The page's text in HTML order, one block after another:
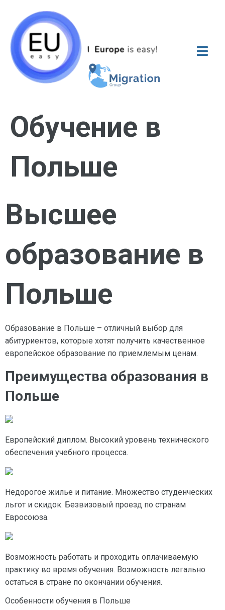
Обучение в
Польше
Высшее
образование в
Польше
Образование в Польше – отличный выбор для
абитуриентов, которые хотят получить качественное
европейское образование по приемлемым ценам.
Преимущества образования в
Польше
Европейский диплом. Высокий уровень технического
обеспечения учебного процесса.
Недорогое жилье и питание. Множество студенческих
льгот и скидок. Безвизовый проезд по странам
Евросоюза.
Возможность работать и проходить оплачиваемую
практику во время обучения. Возможность легально
остаться в стране по окончании обучения.
Особенности обучения в Польше